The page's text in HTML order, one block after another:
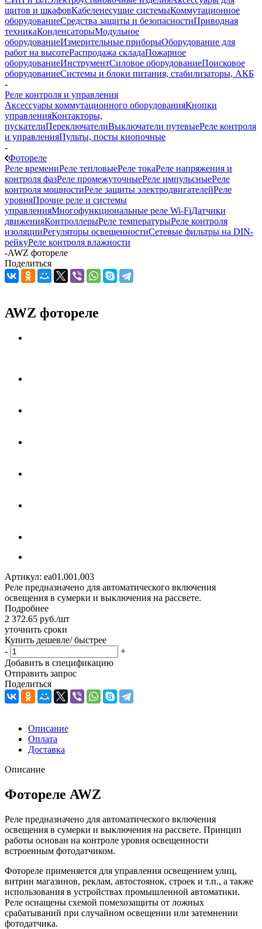
щитов и шкафовКабеленесущие системыКоммутационное
оборудованиеСредства защиты и безопасностиПриводная
техникаКонденсаторыМодульное
оборудованиеИзмерительные приборыОборудование для
работ на высотеРаспродажа складаПожарное
оборудованиеИнструментСиловое оборудованиеПоисковое
оборудованиеСистемы и блоки питания, стабилизаторы, АКБ
-
Реле контроля и управления
Аксессуары коммутационного оборудованияКнопки
управленияКонтакторы,
пускателиПереключателиВыключатели путевыеРеле контроля
и управленияПульты, посты кнопочные
-
Фотореле
Реле времениРеле тепловыеРеле токаРеле напряжения и
контроля фазРеле промежуточныеРеле импульсныеРеле
контроля мощностиРеле защиты электродвигателейРеле
уровняПрочие реле и системы
управленияМногофункциональные реле Wi-FiДатчики
движенияКонтроллерыРеле температурыРеле контроля
изоляцииРегуляторы освещенностиСетевые фильтры на DIN-
рейкуРеле контроля влажности
-AWZ фотореле
Поделиться
AWZ фотореле
Артикул: ea01.001.003
Реле предназначено для автоматического включения
освещения в сумерки и выключения на рассвете.
Подробнее
2 372.65 руб./шт
уточнить сроки
Купить дешевле/ быстрее
-
+
Добавить в спецификацию
Отправить запрос
Поделиться
Описание
Оплата
Доставка
Описание
Фотореле AWZ
Реле предназначено для автоматического включения
освещения в сумерки и выключения на рассвете. Принцип
работы основан на контроле уровня освещенности
встроенным фотодатчиком.
Фотореле применяется для управления освещением улиц,
витрин магазинов, реклам, автостоянок, строек и т.п., а также
использования в устройствах промышленной автоматики.
Реле оснащены схемой помехозащиты от ложных
срабатываний при случайном освещении или затемнении
фотодатчика.